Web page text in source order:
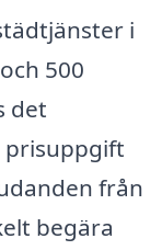
i
500
det
prisuppgift
från
begära